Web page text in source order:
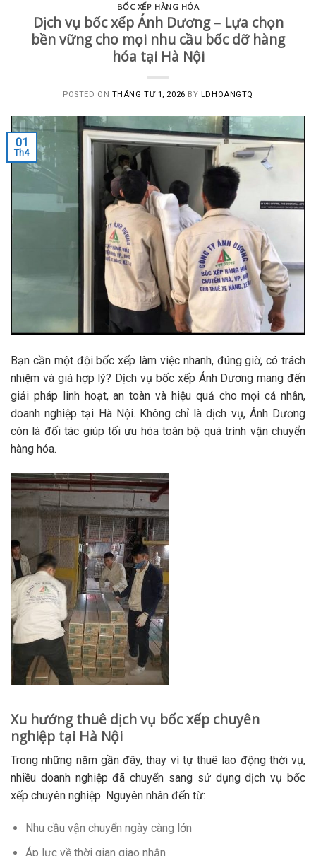
BỐC XẾP HÀNG HÓA
Dịch vụ bốc xếp Ánh Dương – Lựa chọn
bền vững cho mọi nhu cầu bốc dỡ hàng
hóa tại Hà Nội
POSTED ON THÁNG TƯ 1, 2026 BY LDHOANGTQ
01
Th4
Bạn cần một đội bốc xếp làm việc nhanh, đúng giờ, có trách
nhiệm và giá hợp lý? Dịch vụ bốc xếp Ánh Dương mang đến
giải pháp linh hoạt, an toàn và hiệu quả cho mọi cá nhân,
doanh nghiệp tại Hà Nội. Không chỉ là dịch vụ, Ánh Dương
còn là đối tác giúp tối ưu hóa toàn bộ quá trình vận chuyển
hàng hóa.
Xu hướng thuê dịch vụ bốc xếp chuyên
nghiệp tại Hà Nội
Trong những năm gần đây, thay vì tự thuê lao động thời vụ,
nhiều doanh nghiệp đã chuyển sang sử dụng dịch vụ bốc
xếp chuyên nghiệp. Nguyên nhân đến từ:
Nhu cầu vận chuyển ngày càng lớn
Áp lực về thời gian giao nhận